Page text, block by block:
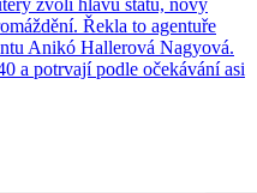
Řekla to agentuře
Anikó Hallerová Nagyová.
a potrvají podle očekávání asi